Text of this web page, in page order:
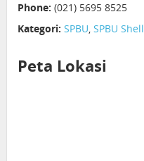
Phone: (021) 5695 8525
Kategori: SPBU, SPBU Shell
Peta Lokasi